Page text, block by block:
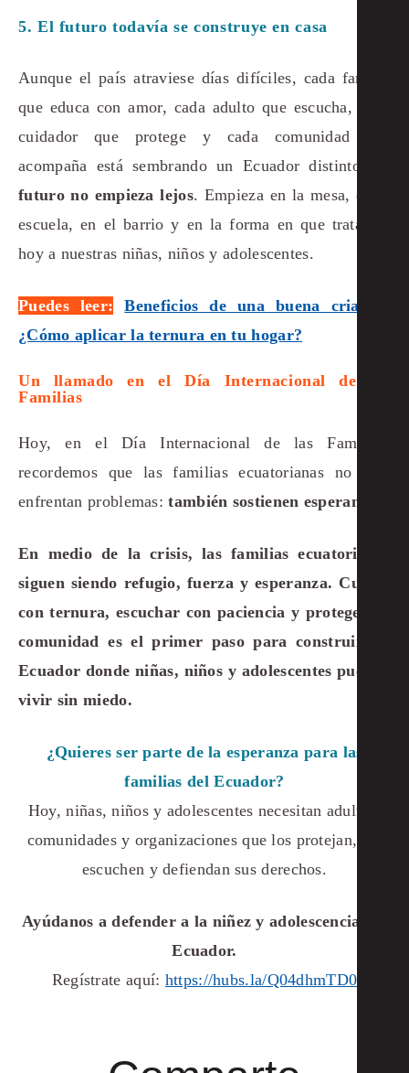
5. El futuro todavía se construye en casa
Aunque el país atraviese días difíciles, cada familia
que educa con amor, cada adulto que escucha, cada
cuidador que protege y cada comunidad que
acompaña está sembrando un Ecuador distinto.
futuro no empieza lejos. Empieza en la mesa, en la
escuela, en el barrio y en la forma en que tratamos
hoy a nuestras niñas, niños y adolescentes.
Puedes leer:
Beneficios de una buena crianza:
¿Cómo aplicar la ternura en tu hogar?
Un llamado en el Día Internacional de las
Familias
Hoy, en el Día Internacional de las Familias,
recordemos que las familias ecuatorianas no solo
enfrentan problemas:también sostienen esperanza.
En medio de la crisis, las familias ecuatorianas
siguen siendo refugio, fuerza y esperanza. Cuidar
con ternura, escuchar con paciencia y proteger en
comunidad es el primer paso para construir un
Ecuador donde niñas, niños y adolescentes puedan
vivir sin miedo.
¿Quieres ser parte de la esperanza para las
familias del Ecuador?
Hoy, niñas, niños y adolescentes necesitan adultos,
comunidades y organizaciones que los protejan, los
escuchen y defiendan sus derechos.
Ayúdanos a defender a la niñez y adolescencia del
Ecuador.
Regístrate aquí: https://hubs.la/Q04dhmTD0